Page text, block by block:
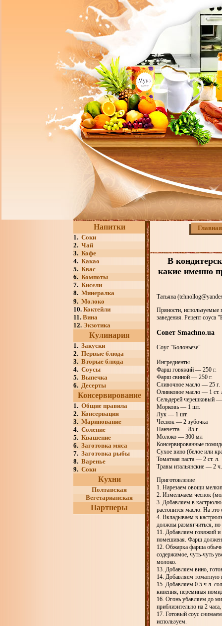
Напитки
1. Соки
2. Чай
3. Кофе
4. Какао
5. Квас
6. Компоты
7. Кисели
8. Минералка
9. Молоко
10. Коктейли
11. Вина
12. Экзотика
Кулинария
1. Закуски
2. Первые блюда
3. Вторые блюда
4. Соусы
5. Выпечка
6. Десерты
Консервирование
1. Общие правила
2. Консервация
3. Маринование
4. Соление
5. Квашение
6. Заготовка мяса
7. Заготовка рыбы
8. Варенье
9. Соки
Кухни
Полтавская
Вегетарианская
Партнеры
Главная
В
какие именно
Татьяна
Пряности, используемые
заведения. Рецепт соуса
Совет Smachno.ua
Соус "Болоньезе"
Ингредиенты
Фарш говяжий — 250 г.
Фарш свиной — 250 г.
Сливочное масло — 25 г.
Оливковое масло — 1 ст.
Сельдерей черешковый
Морковь — 1 шт.
Лук — 1 шт.
Чеснок — 2 зубочка
Панчетта — 85 г.
Молоко — 300 мл
Консервированные
Сухое вино (белое или
Томатная паста — 2 ст. л.
Травы итальянские — 2
Приготовление
1. Нарезаем овощи
2. Измельчаем чеснок
3. Добавляем в кастрюлю
растопится масло. На
4. Вкладываем в
должны размягчиться, но
11. Добавляем говяжий
помешивая. Фарш должен
12. Обжарка фарша
содержимое, чуть-чуть
молоко.
13. Добавляем вино,
14. Добавляем
15. Добавляем 0.5 ч.л.
кипения, переминая
16. Огонь убавляем до
приблизительно на 2
17. Готовый соус
используем.